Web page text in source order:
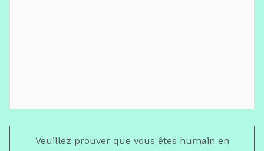
Veuillez prouver que vous êtes humain en